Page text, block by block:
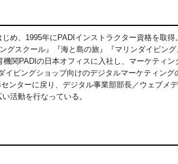
め、1995年にPADIインストラクター資格を取
グスクール』『海と島の旅』『マリンダイビング
関PADIの日本オフィスに入社し、マーケティ
イビングショップ向けのデジタルマーケティン
ンターに戻り、デジタル事業部部長／ウェブメ
活動を行なっている。